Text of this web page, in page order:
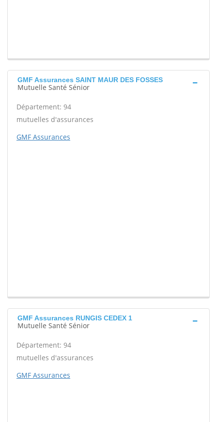
GMF Assurances SAINT MAUR DES FOSSES
Mutuelle Santé Sénior
Département: 94
mutuelles d'assurances
GMF Assurances
GMF Assurances RUNGIS CEDEX 1
Mutuelle Santé Sénior
Département: 94
mutuelles d'assurances
GMF Assurances